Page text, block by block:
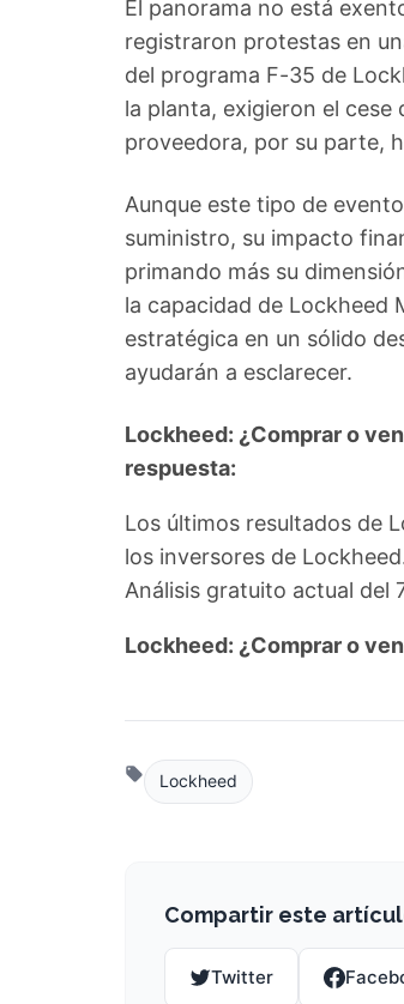
El panorama no está
registraron protestas en
del programa F-35 de
la planta, exigieron el
proveedora, por su parte,
Aunque este tipo de
suministro, su impacto
primando más su
la capacidad de Lockheed
estratégica en un sólido
ayudarán a esclarecer.
Lockheed: ¿Comprar o
respuesta:
Los últimos resultados de
los inversores de
Análisis gratuito actual del
Lockheed: ¿Comprar o
Lockheed
Compartir este
Twitter